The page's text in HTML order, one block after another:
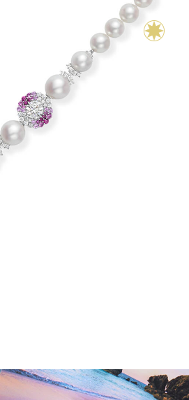
，展示了“华丽之旅”系列中的百慕